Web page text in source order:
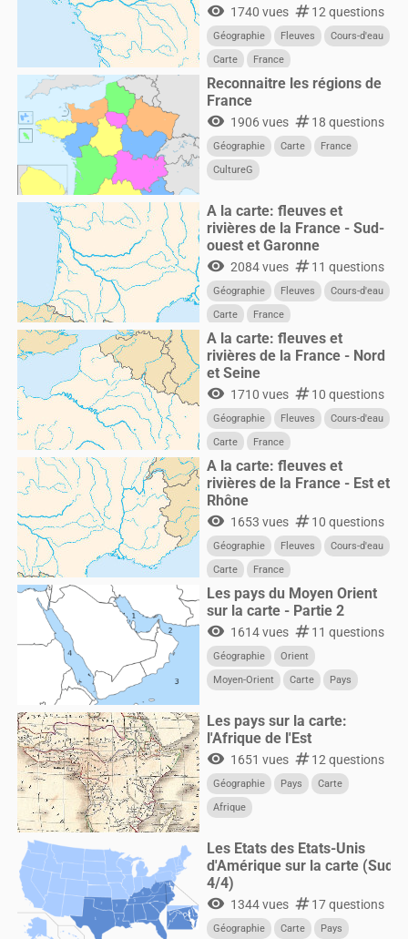
visibility 1740 vues numbers12 questions
Géographie Fleuves
Cours-d'eau
Carte
France
Reconnaitre les régions de
France
visibility 1906 vues numbers18 questions
Géographie Carte
France
CultureG
A la carte: fleuves et
rivières de la France - Sud-
ouest et Garonne
visibility 2084 vues numbers11 questions
Géographie Fleuves
Cours-d'eau
Carte
France
A la carte: fleuves et
rivières de la France - Nord
et Seine
visibility 1710 vues numbers10 questions
Géographie Fleuves
Cours-d'eau
Carte
France
A la carte: fleuves et
rivières de la France - Est et
Rhône
visibility 1653 vues numbers10 questions
Géographie Fleuves
Cours-d'eau
Carte
France
Les pays du Moyen Orient
sur la carte - Partie 2
visibility 1614 vues numbers11 questions
Géographie
Orient
Moyen-Orient
Carte Pays
Les pays sur la carte:
l'Afrique de l'Est
visibility 1651 vues numbers12 questions
Géographie Pays
Carte
Afrique
Les Etats des Etats-Unis
d'Amérique sur la carte (Sud
4/4)
visibility 1344 vues numbers17 questions
Géographie Carte Pays